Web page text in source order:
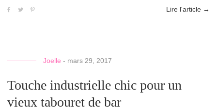
Lire l'article →
Joelle - mars 29, 2017
Touche industrielle chic pour un
vieux tabouret de bar